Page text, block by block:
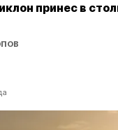
принес в